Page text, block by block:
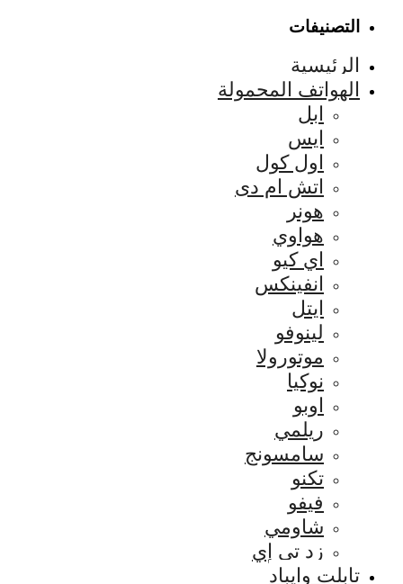
التصنيفات
الرئيسية
الهواتف المحمولة
ابل
ايس
اول كول
اتش ام دى
هونر
هواوي
اي كيو
انفينكس
ايتل
لينوفو
موتورولا
نوكيا
اوبو
ريلمي
سامسونج
تكنو
فيفو
شاومي
زد تي إي
تابلت وايباد